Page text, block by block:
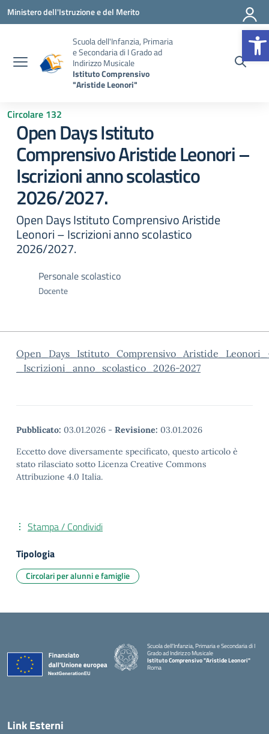
Vai ai contenuti
Vai al menu di navigazione
Vai al footer
Ministero dell'Istruzione e del Merito
Scuola dell'Infanzia, Primaria
e Secondaria di I Grado ad
Indirizzo Musicale
Istituto Comprensivo
"Aristide Leonori"
Circolare 132
Open Days Istituto
Comprensivo Aristide Leonori –
Iscrizioni anno scolastico
2026/2027.
Open Days Istituto Comprensivo Aristide
Leonori – Iscrizioni anno scolastico
2026/2027.
Personale scolastico
Docente
_Iscrizioni_anno_scolastico_2026-2027
Pubblicato: 03.01.2026 - Revisione: 03.01.2026
Eccetto dove diversamente specificato, questo articolo è
stato rilasciato sotto Licenza Creative Commons
Attribuzione 4.0 Italia.
Stampa / Condividi
Tipologia
Circolari per alunni e famiglie
Scuola dell'Infanzia, Primaria e Secondaria di I
Grado ad Indirizzo Musicale
Istituto Comprensivo "Aristide Leonori"
Roma
Link Esterni